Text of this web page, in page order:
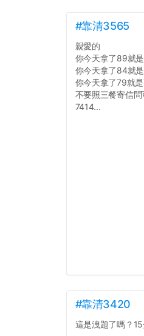
#靠清3565
親愛的
你今天拿了89就
你今天拿了84就
你今天拿了79就
不要照三餐寄信
7414...
#靠清3420
這是洩題了嗎？